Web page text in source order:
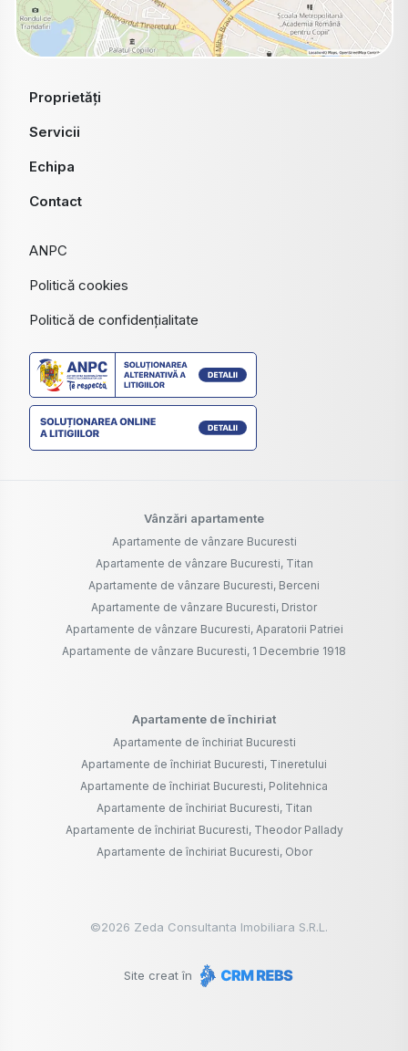
Proprietăți
Servicii
Echipa
Contact
ANPC
Politică cookies
Politică de confidențialitate
Vânzări apartamente
Apartamente de vânzare Bucuresti
Apartamente de vânzare Bucuresti, Titan
Apartamente de vânzare Bucuresti, Berceni
Apartamente de vânzare Bucuresti, Dristor
Apartamente de vânzare Bucuresti, Aparatorii Patriei
Apartamente de vânzare Bucuresti, 1 Decembrie 1918
Apartamente de închiriat
Apartamente de închiriat Bucuresti
Apartamente de închiriat Bucuresti, Tineretului
Apartamente de închiriat Bucuresti, Politehnica
Apartamente de închiriat Bucuresti, Titan
Apartamente de închiriat Bucuresti, Theodor Pallady
Apartamente de închiriat Bucuresti, Obor
©2026 Zeda Consultanta Imobiliara S.R.L.
Site creat în